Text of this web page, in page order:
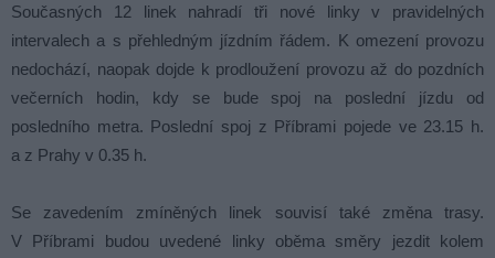
Současných 12 linek nahradí tři nové linky v pravidelných
intervalech a s přehledným jízdním řádem. K omezení provozu
nedochází, naopak dojde k prodloužení provozu až do pozdních
večerních hodin, kdy se bude spoj na poslední jízdu od
posledního metra. Poslední spoj z Příbrami pojede ve 23.15 h.
a z Prahy v 0.35 h.
Se zavedením zmíněných linek souvisí také změna trasy.
V Příbrami budou uvedené linky oběma směry jezdit kolem